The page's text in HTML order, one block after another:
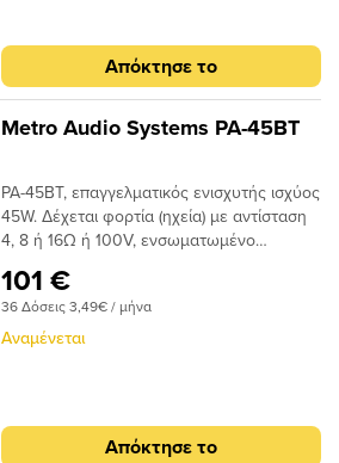
Απόκτησε το
Metro Audio Systems PA-45BT
PA-45BT, επαγγελματικός ενισχυτής ισχύος
45W. Δέχεται φορτία (ηχεία) με αντίσταση
4, 8 ή 16Ω ή 100V, ενσωματωμένο
ρύθμιση bass-treble, είσοδος για
μικρόφωνο και Bluetooth για stream από
φορητές συσκευές.
101 €
36 Δόσεις 3,49€ / μήνα
Αναμένεται
Απόκτησε το